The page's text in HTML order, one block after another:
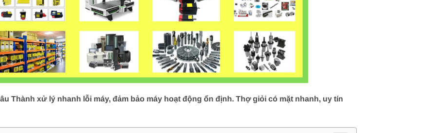
Thành xử lý nhanh lỗi máy, đảm bảo máy hoạt động ổn định. Thợ giỏi có mặt nhanh, uy tín